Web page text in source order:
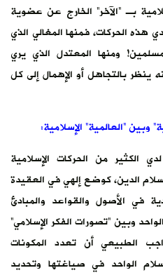
بـ “الآخر” الخارج عن عضوية
هذه الحركات، فمنها المغالي الذي
ومنها المعتدل الذي يري
بالتجاهل أو الإهمال إلى كل
الكثير من الحركات الإسلامية
الدين، كوضع إلهي في العقيدة
في الأصول والقواعد والمبادئ
وبين “تصورات الفكر الإسلامي”
الطبيعي أن تعدد المكونات
الواحد في صياغتها وتحديد